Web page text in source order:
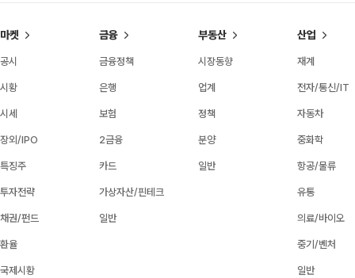
마켓
공시
시황
시세
장외/IPO
특징주
투자전략
채권/펀드
환율
국제시황
금융
금융정책
은행
보험
2금융
카드
가상자산/핀테크
일반
부동산
시장동향
업계
정책
분양
일반
산업
재계
전자/통신/IT
자동차
중화학
항공/물류
유통
의료/바이오
중기/벤처
일반